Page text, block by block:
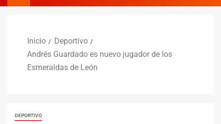
Inicio
Deportivo
Andrés Guardado es nuevo jugador de los
Esmeraldas de León
DEPORTIVO